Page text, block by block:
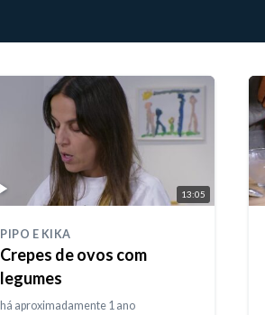
13:05
PIPO E KIKA
Crepes de ovos com
legumes
há aproximadamente 1 ano